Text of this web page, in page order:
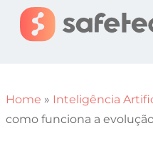
Home » Inteligência
como funciona a